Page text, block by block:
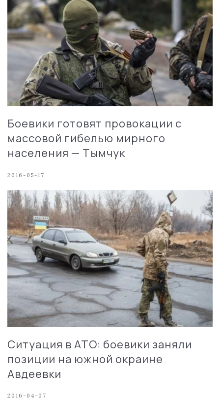
Боевики готовят провокации с
массовой гибелью мирного
населения — Тымчук
2016-05-17
Ситуация в АТО: боевики заняли
позиции на южной окраине
Авдеевки
2016-04-07